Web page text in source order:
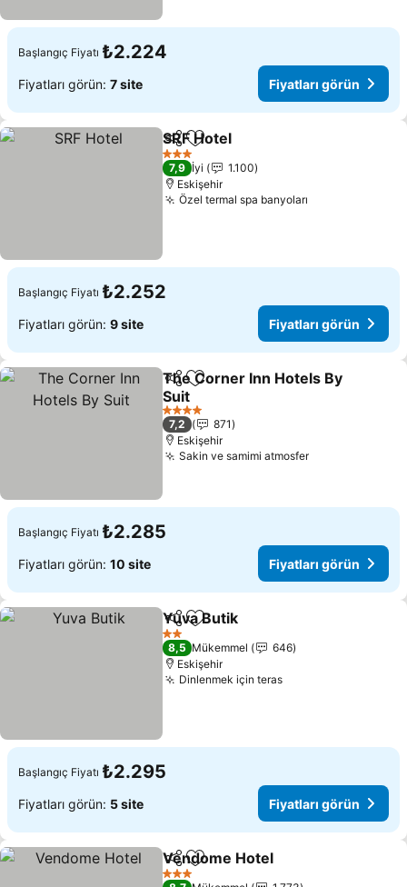
Başlangıç Fiyatı ₺2.224
Fiyatları görün: 7 site Fiyatları görün
PaylaşFavorilerime ekle
SRF Hotel
3 Yıldız
7,9 İyi
1.100
Eskişehir
Özel termal spa banyoları
Başlangıç Fiyatı ₺2.252
Fiyatları görün: 9 site Fiyatları görün
PaylaşFavorilerime ekle
The Corner Inn Hotels By
Suit
Fiyatları görün
4 Yıldız
7,2
871
Eskişehir
Sakin ve samimi atmosferFiyatları görün
Başlangıç Fiyatı ₺2.285
Fiyatları görün: 10 site Fiyatları görün
PaylaşFavorilerime ekle
Yuva Butik
2 Yıldız
8,5 Mükemmel
646
Eskişehir
Dinlenmek için terasFiyatları görün
Başlangıç Fiyatı ₺2.295
Fiyatları görün: 5 site Fiyatları görün
PaylaşFavorilerime ekle
Vendome Hotel
3 Yıldız